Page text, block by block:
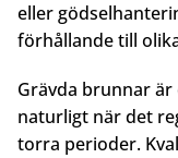
eller
förhållande till
Grävda brunnar
naturligt när det
torra perioder.